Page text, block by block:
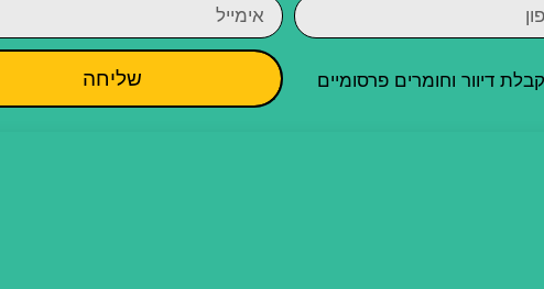
דיוור וחומרים פרסומיים שליחה